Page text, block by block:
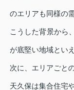
のエリアも同様の
こうした背景から
が底堅い地域とい
次に、エリアごと
天久保は集合住宅